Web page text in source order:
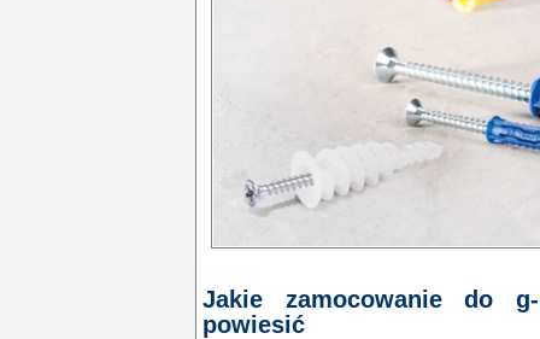
Jakie zamocowanie do
powiesić